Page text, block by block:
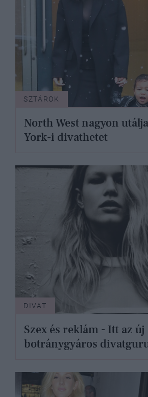
SZTÁROK
North West nagyon
York-i divathetet
DIVAT
Szex és reklám - Itt az új
botránygyáros